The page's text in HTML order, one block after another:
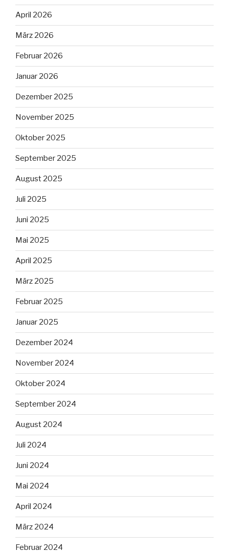
April 2026
März 2026
Februar 2026
Januar 2026
Dezember 2025
November 2025
Oktober 2025
September 2025
August 2025
Juli 2025
Juni 2025
Mai 2025
April 2025
März 2025
Februar 2025
Januar 2025
Dezember 2024
November 2024
Oktober 2024
September 2024
August 2024
Juli 2024
Juni 2024
Mai 2024
April 2024
März 2024
Februar 2024